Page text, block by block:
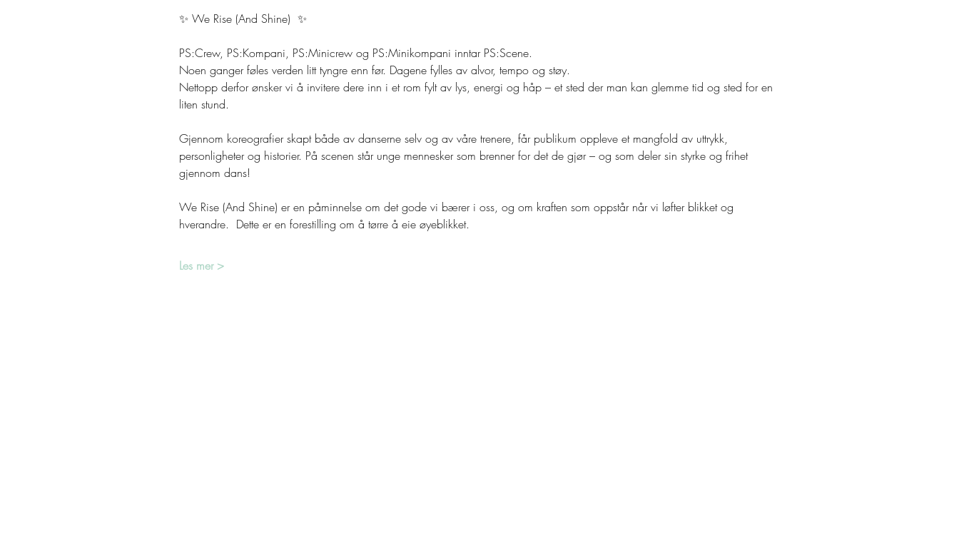
✨ We Rise (And Shine)  ✨
PS:Crew, PS:Kompani, PS:Minicrew og PS:Minikompani inntar PS:Scene.
Noen ganger føles verden litt tyngre enn før. Dagene fylles av alvor, tempo og støy.
Nettopp derfor ønsker vi å invitere dere inn i et rom fylt av lys, energi og håp – et sted der man kan glemme tid og sted for en
liten stund.
Gjennom koreografier skapt både av danserne selv og av våre trenere, får publikum oppleve et mangfold av uttrykk,
personligheter og historier. På scenen står unge mennesker som brenner for det de gjør – og som deler sin styrke og frihet
gjennom dans!
We Rise (And Shine) er en påminnelse om det gode vi bærer i oss, og om kraften som oppstår når vi løfter blikket og
hverandre.  Dette er en forestilling om å tørre å eie øyeblikket.
Les mer >